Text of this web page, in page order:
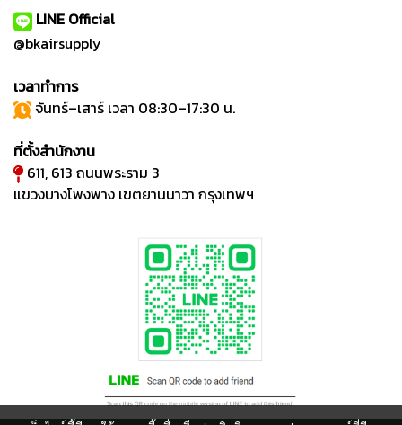
LINE Official
@bkairsupply
เวลาทำการ
จันทร์–เสาร์ เวลา 08:30–17:30 น.
ที่ตั้งสำนักงาน
611, 613 ถนนพระราม 3
แขวงบางโพงพาง เขตยานนาวา กรุงเทพฯ